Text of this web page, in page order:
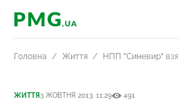
PMG.ua
Головна Життя НПП "Синевир"
ЖИТТЯ3 ЖОВТНЯ 2013, 11:29 491